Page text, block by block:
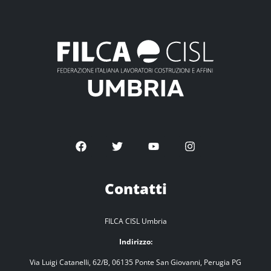
Contatti
FILCA CISL Umbria
Indirizzo:
Via Luigi Catanelli, 62/B, 06135 Ponte San Giovanni, Perugia PG